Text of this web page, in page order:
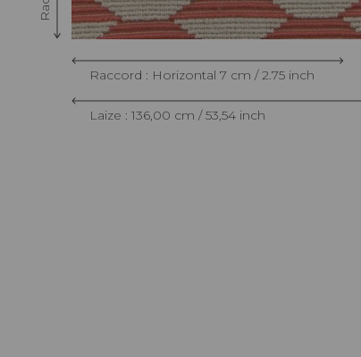
Raccord : Horizontal 7 cm / 2.75 inch
Laize : 136,00 cm / 53,54 inch